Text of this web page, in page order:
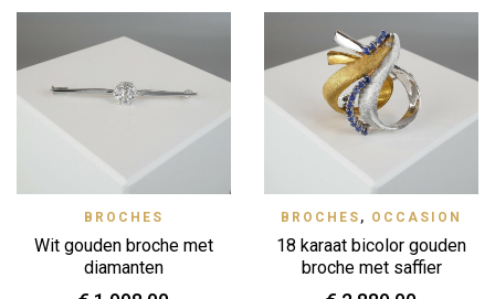
BROCHES
Wit gouden broche met
diamanten
BROCHES , OCCASION
18 karaat bicolor gouden
broche met saffier